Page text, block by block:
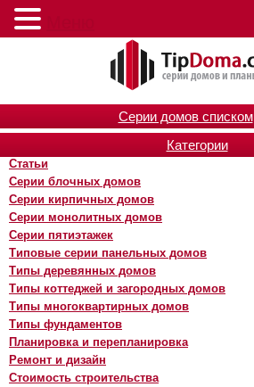
Серии домов списком
Категории
Статьи
Серии блочных домов
Серии кирпичных домов
Серии монолитных домов
Серии пятиэтажек
Типовые серии панельных домов
Типы деревянных домов
Типы коттеджей и загородных домов
Типы многоквартирных домов
Типы фундаментов
Планировка и перепланировка
Ремонт и дизайн
Стоимость строительства